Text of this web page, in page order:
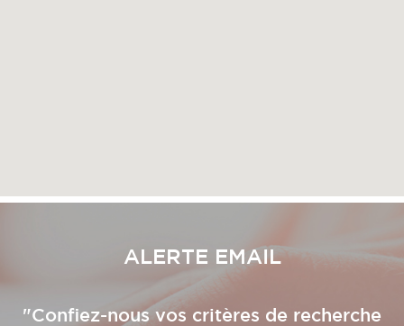
ALERTE EMAIL
"Confiez-nous vos critères de recherche